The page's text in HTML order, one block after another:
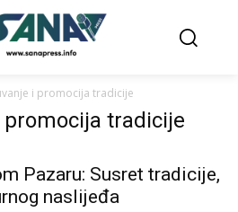
i promocija tradicije
tradicije
Pazaru: Susret tradicije,
naslijeđa